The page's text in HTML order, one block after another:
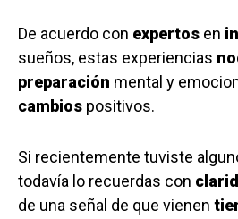
De acuerdo con expertos en
sueños, estas experiencias
preparación mental y
cambios positivos.
Si recientemente tuviste
todavía lo recuerdas con
de una señal de que vienen